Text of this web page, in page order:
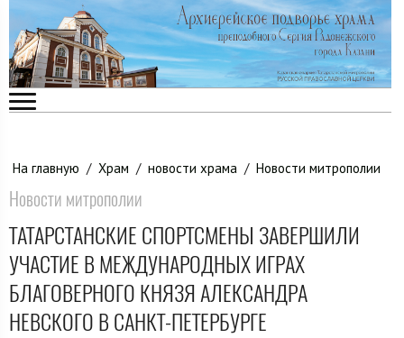
На главную / Храм / новости храма / Новости митрополии
Новости митрополии
ТАТАРСТАНСКИЕ СПОРТСМЕНЫ ЗАВЕРШИЛИ
УЧАСТИЕ В МЕЖДУНАРОДНЫХ ИГРАХ
БЛАГОВЕРНОГО КНЯЗЯ АЛЕКСАНДРА
НЕВСКОГО В САНКТ-ПЕТЕРБУРГЕ